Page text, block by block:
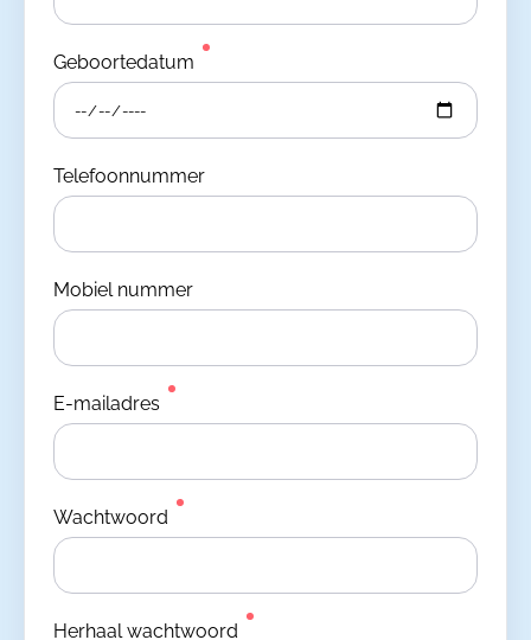
Geboortedatum
Telefoonnummer
Mobiel nummer
E-mailadres
Wachtwoord
Herhaal wachtwoord